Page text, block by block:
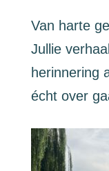
Van harte
Jullie
herinnering
écht over